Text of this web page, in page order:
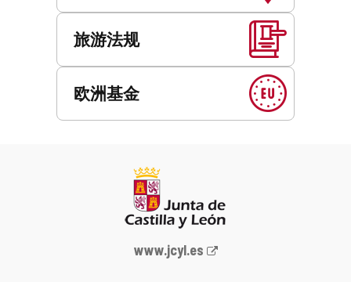
旅游法规
欧洲基金
Junta
www.jcyl.es